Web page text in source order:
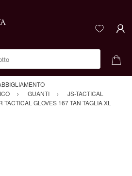
GUANTI
JS-TACTICAL
TACTICAL GLOVES 167 TAN TAGLIA XL